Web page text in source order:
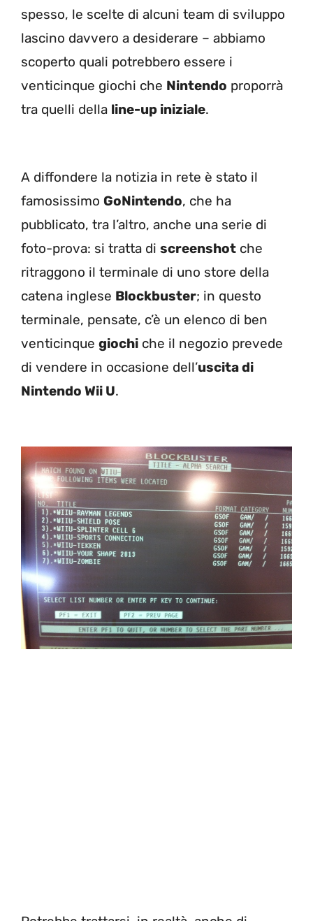
spesso, le scelte di alcuni team di sviluppo
lascino davvero a desiderare – abbiamo
scoperto quali potrebbero essere i
venticinque giochi che Nintendo proporrà
tra quelli della line-up iniziale.
A diffondere la notizia in rete è stato il
famosissimo GoNintendo, che ha
pubblicato, tra l’altro, anche una serie di
foto-prova: si tratta di screenshot che
ritraggono il terminale di uno store della
catena inglese Blockbuster; in questo
terminale, pensate, c’è un elenco di ben
venticinque giochi che il negozio prevede
di vendere in occasione dell’uscita di
Nintendo Wii U.